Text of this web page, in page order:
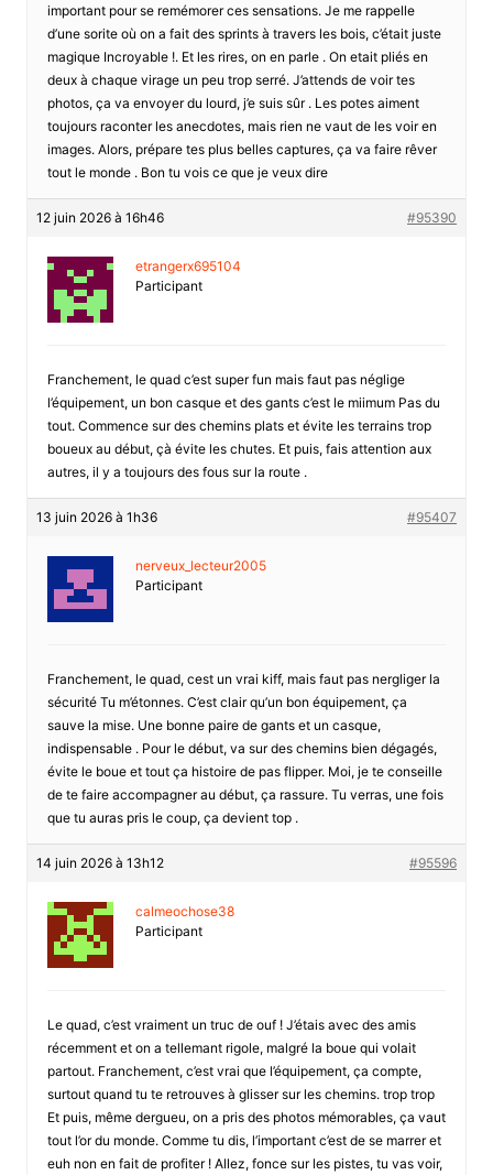
important pour se remémorer ces sensations. Je me rappelle
d’une sorite où on a fait des sprints à travers les bois, c’était juste
magique Incroyable !. Et les rires, on en parle . On etait pliés en
deux à chaque virage un peu trop serré. J’attends de voir tes
photos, ça va envoyer du lourd, j’e suis sûr . Les potes aiment
toujours raconter les anecdotes, mais rien ne vaut de les voir en
images. Alors, prépare tes plus belles captures, ça va faire rêver
tout le monde . Bon tu vois ce que je veux dire
12 juin 2026 à 16h46 #95390
etrangerx695104
Participant
Franchement, le quad c’est super fun mais faut pas néglige
l’équipement, un bon casque et des gants c’est le miimum Pas du
tout. Commence sur des chemins plats et évite les terrains trop
boueux au début, çà évite les chutes. Et puis, fais attention aux
autres, il y a toujours des fous sur la route .
13 juin 2026 à 1h36 #95407
nerveux_lecteur2005
Participant
Franchement, le quad, cest un vrai kiff, mais faut pas nergliger la
sécurité Tu m’étonnes. C’est clair qu’un bon équipement, ça
sauve la mise. Une bonne paire de gants et un casque,
indispensable . Pour le début, va sur des chemins bien dégagés,
évite le boue et tout ça histoire de pas flipper. Moi, je te conseille
de te faire accompagner au début, ça rassure. Tu verras, une fois
que tu auras pris le coup, ça devient top .
14 juin 2026 à 13h12 #95596
calmeochose38
Participant
Le quad, c’est vraiment un truc de ouf ! J’étais avec des amis
récemment et on a tellemant rigole, malgré la boue qui volait
partout. Franchement, c’est vrai que l’équipement, ça compte,
surtout quand tu te retrouves à glisser sur les chemins. trop trop
Et puis, même dergueu, on a pris des photos mémorables, ça vaut
tout l’or du monde. Comme tu dis, l’important c’est de se marrer et
euh non en fait de profiter ! Allez, fonce sur les pistes, tu vas voir,